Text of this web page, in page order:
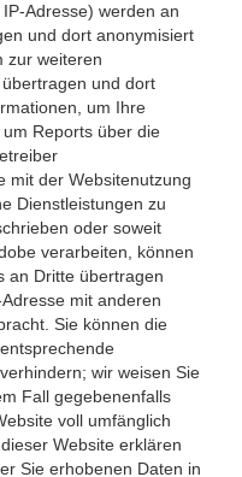
Adresse) werden an
und dort anonymisiert
zur weiteren
und dort
um Ihre
Reports über die
mit der Websitenutzung
Dienstleistungen zu
oder soweit
verarbeiten, können
an Dritte übertragen
mit anderen
Sie können die
wir weisen Sie
Fall gegebenenfalls
voll umfänglich
Website erklären
Sie erhobenen Daten in